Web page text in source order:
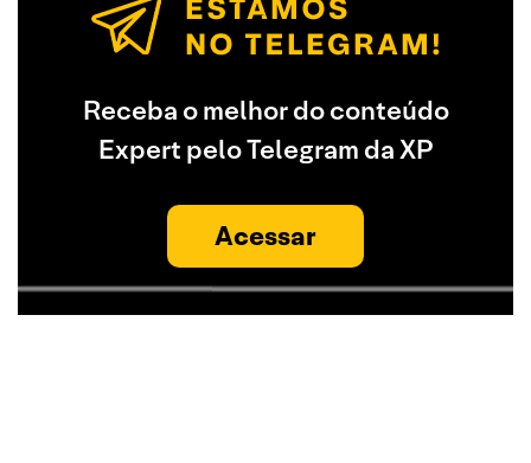
Receba o melhor do conteúdo
Expert pelo Telegram da XP
Acessar